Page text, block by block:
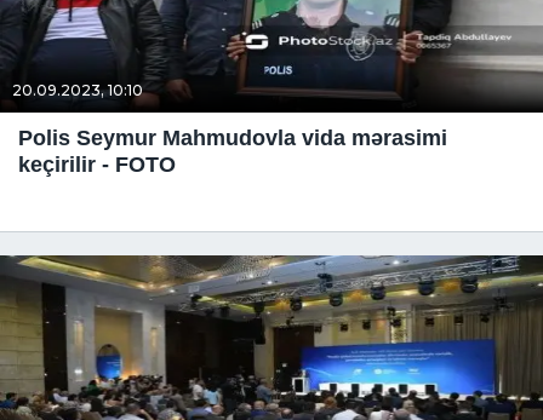
20.09.2023, 10:10
Polis Seymur Mahmudovla vida mərasimi
keçirilir - FOTO